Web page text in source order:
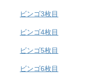
ビンゴ3枚目
ビンゴ4枚目
ビンゴ5枚目
ビンゴ6枚目